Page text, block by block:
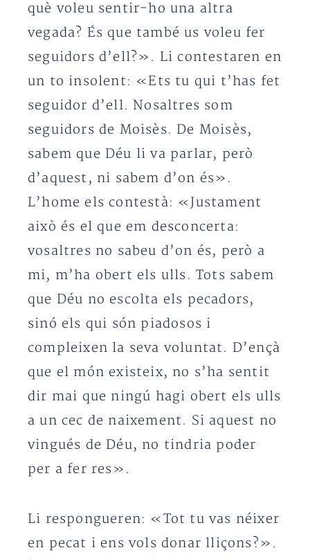
què voleu sentir-ho una altra
vegada? És que també us voleu fer
seguidors d’ell?». Li contestaren en
un to insolent: «Ets tu qui t’has fet
seguidor d’ell. Nosaltres som
seguidors de Moisès. De Moisès,
sabem que Déu li va parlar, però
d’aquest, ni sabem d’on és».
L’home els contestà: «Justament
això és el que em desconcerta:
vosaltres no sabeu d’on és, però a
mi, m’ha obert els ulls. Tots sabem
que Déu no escolta els pecadors,
sinó els qui són piadosos i
compleixen la seva voluntat. D’ençà
que el món existeix, no s’ha sentit
dir mai que ningú hagi obert els ulls
a un cec de naixement. Si aquest no
vingués de Déu, no tindria poder
per a fer res».
Li respongueren: «Tot tu vas néixer
en pecat i ens vols donar lliçons?».